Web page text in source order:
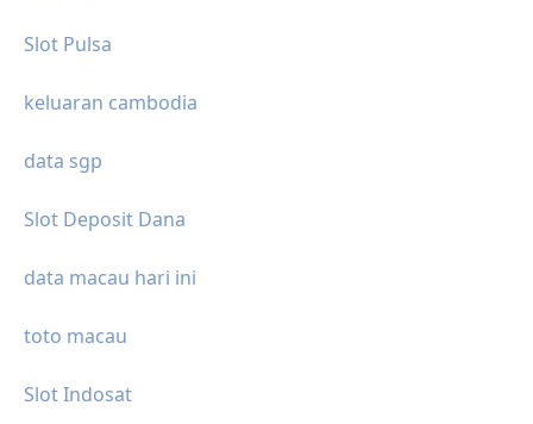
Slot Pulsa
keluaran cambodia
data sgp
Slot Deposit Dana
data macau hari ini
toto macau
Slot Indosat